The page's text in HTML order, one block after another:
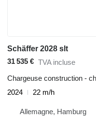
Schäffer 2028 slt
31 535 € TVA incluse
Chargeuse construction -
2024
22 m/h
Allemagne, Hamburg